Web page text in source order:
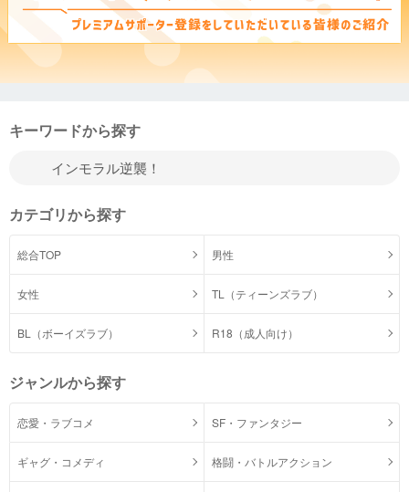
キーワードから探す
カテゴリから探す
総合TOP 男性
女性 TL（ティーンズラブ）
BL（ボーイズラブ） R18（成人向け）
ジャンルから探す
恋愛・ラブコメ SF・ファンタジー
ギャグ・コメディ 格闘・バトルアクション